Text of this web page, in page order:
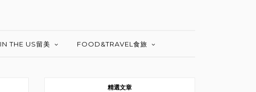
IN THE US留美 FOOD&TRAVEL食旅
精選文章